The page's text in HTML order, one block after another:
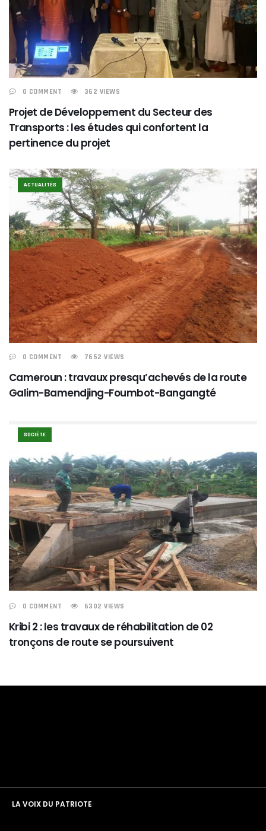
0 COMMENT 362 VIEWS
Projet de Développement du Secteur des
Transports : les études qui confortent la
pertinence du projet
ACTUALITÉS
0 COMMENT 7652 VIEWS
Cameroun : travaux presqu’achevés de la route
Galim-Bamendjing-Foumbot-Bangangté
SOCIÉTE
0 COMMENT 6302 VIEWS
Kribi 2 : les travaux de réhabilitation de 02
tronçons de route se poursuivent
LA VOIX DU PATRIOTE